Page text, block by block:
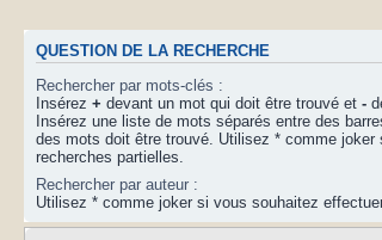
QUESTION DE LA RECHERCHE
Rechercher par mots-clés :
Insérez + devant un mot qui doit être trouvé et -
Insérez une liste de mots séparés entre des
des mots doit être trouvé. Utilisez * comme
recherches partielles.
Rechercher par auteur :
Utilisez * comme joker si vous souhaitez